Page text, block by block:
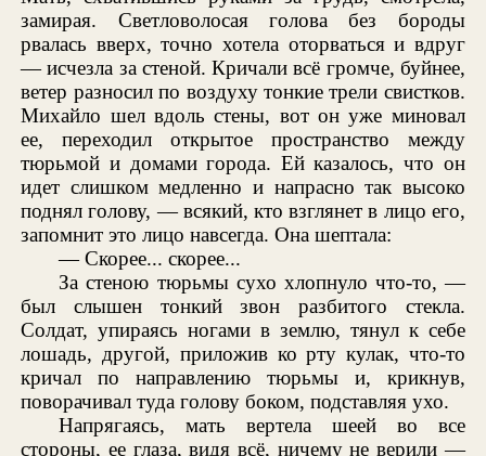
замирая. Светловолосая голова без бороды
рвалась вверх, точно хотела оторваться и вдруг
— исчезла за стеной. Кричали всё громче, буйнее,
ветер разносил по воздуху тонкие трели свистков.
Михайло шел вдоль стены, вот он уже миновал
ее, переходил открытое пространство между
тюрьмой и домами города. Ей казалось, что он
идет слишком медленно и напрасно так высоко
поднял голову, — всякий, кто взглянет в лицо его,
запомнит это лицо навсегда. Она шептала:
— Скорее... скорее...
За стеною тюрьмы сухо хлопнуло что-то, —
был слышен тонкий звон разбитого стекла.
Солдат, упираясь ногами в землю, тянул к себе
лошадь, другой, приложив ко рту кулак, что-то
кричал по направлению тюрьмы и, крикнув,
поворачивал туда голову боком, подставляя ухо.
Напрягаясь, мать вертела шеей во все
стороны, ее глаза, видя всё, ничему не верили —